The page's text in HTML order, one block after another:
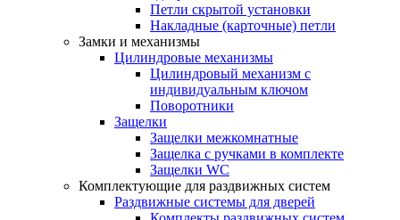
Петли скрытой установки
Накладные (карточные) петли
Замки и механизмы
Цилиндровые механизмы
Цилиндровый механизм с
индивидуальным ключом
Поворотники
Защелки
Защелки межкомнатные
Защелка с ручками в комплекте
Защелки WC
Комплектующие для раздвижных систем
Раздвижные системы для дверей